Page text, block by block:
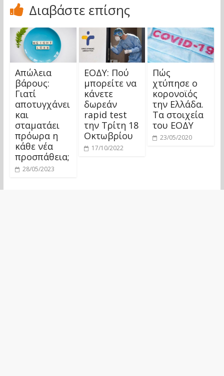
Διαβάστε επίσης
Απώλεια
βάρους:
Γιατί
αποτυγχάνει
και
σταματάει
πρόωρα η
κάθε νέα
προσπάθεια;
28/05/2023
ΕΟΔΥ: Πού
μπορείτε να
κάνετε
δωρεάν
rapid test
την Τρίτη 18
Οκτωβρίου
17/10/2022
Πώς
χτύπησε ο
κορονοϊός
την Ελλάδα.
Τα στοιχεία
του ΕΟΔΥ
23/05/2020